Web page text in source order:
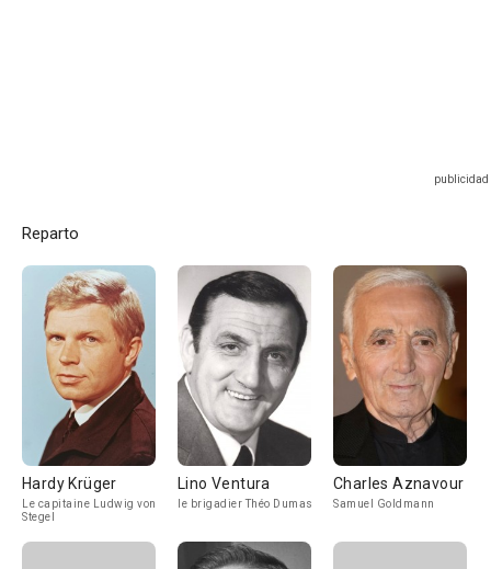
Reparto
Hardy Krüger
Le capitaine Ludwig von
Stegel
Lino Ventura
le brigadier Théo Dumas
Charles Aznavour
Samuel Goldmann